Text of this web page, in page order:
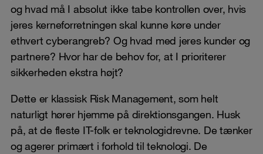
og hvad må I absolut ikke tabe kontrollen over, hvis
jeres kerneforretningen skal kunne køre under
ethvert cyberangreb? Og hvad med jeres kunder og
partnere? Hvor har de behov for, at I prioriterer
sikkerheden ekstra højt?
Dette er klassisk Risk Management, som helt
naturligt hører hjemme på direktionsgangen. Husk
på, at de fleste IT-folk er teknologidrevne. De tænker
og agerer primært i forhold til teknologi. De